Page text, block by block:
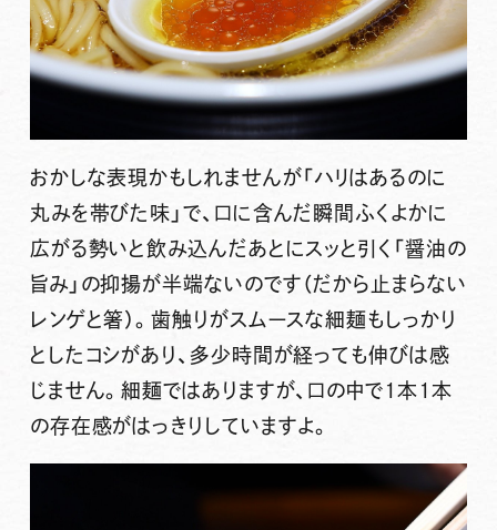
おかしな表現かもしれませんが「ハリはあるのに
丸みを帯びた味」で、口に含んだ瞬間ふくよかに
広がる勢いと飲み込んだあとにスッと引く「醤油の
旨み」の抑揚が半端ないのです（だから止まらない
レンゲと箸）。歯触りがスムースな細麺もしっかり
としたコシがあり、多少時間が経っても伸びは感
じません。細麺ではありますが、口の中で1本1本
の存在感がはっきりしていますよ。